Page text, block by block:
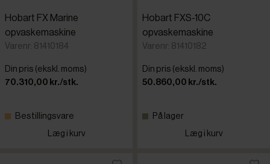
Hobart FX Marine
opvaskemaskine
Varenr: 81410184
Din pris (ekskl. moms)
70.310,00 kr./stk.
Bestillingsvare
Læg i kurv
Hobart FXS-10C
opvaskemaskine
Varenr: 81410182
Din pris (ekskl. moms)
50.860,00 kr./stk.
På lager
Læg i kurv